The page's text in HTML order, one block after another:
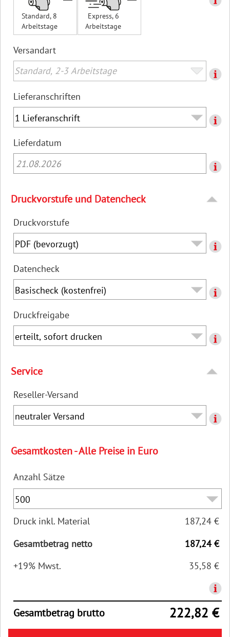
Standard, 8
Arbeitstage
Express, 6
Arbeitstage
Versandart
Lieferanschriften
Lieferdatum
21.08.2026
Druckvorstufe und Datencheck
Druckvorstufe
Datencheck
Druckfreigabe
Service
Reseller-Versand
Gesamtkosten - Alle Preise in Euro
Anzahl Sätze
Druck inkl. Material
187,24 €
Gesamtbetrag netto
187,24 €
+19% Mwst.
35,58 €
Gesamtbetrag brutto 222,82 €